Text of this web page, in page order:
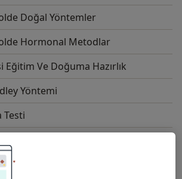
Doğal Yöntemler
Hormonal Metodlar
Eğitim Ve Doğuma Hazırlık
Yöntemi
Testi
Tomografi